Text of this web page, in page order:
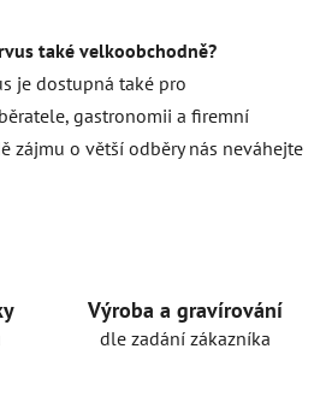
také velkoobchodně?
je dostupná také pro
gastronomii a firemní
zájmu o větší odběry nás neváhejte
Výroba a gravírování
dle zadání zákazníka